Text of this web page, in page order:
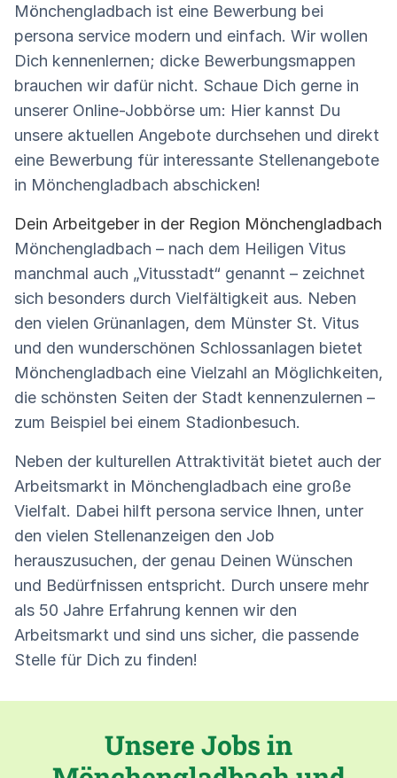
Mönchengladbach ist eine Bewerbung bei
persona service modern und einfach. Wir wollen
Dich kennenlernen; dicke Bewerbungsmappen
brauchen wir dafür nicht. Schaue Dich gerne in
unserer Online-Jobbörse um: Hier kannst Du
unsere aktuellen Angebote durchsehen und direkt
eine Bewerbung für interessante Stellenangebote
in Mönchengladbach abschicken!
Dein Arbeitgeber in der Region Mönchengladbach
Mönchengladbach – nach dem Heiligen Vitus
manchmal auch „Vitusstadt“ genannt – zeichnet
sich besonders durch Vielfältigkeit aus. Neben
den vielen Grünanlagen, dem Münster St. Vitus
und den wunderschönen Schlossanlagen bietet
Mönchengladbach eine Vielzahl an Möglichkeiten,
die schönsten Seiten der Stadt kennenzulernen –
zum Beispiel bei einem Stadionbesuch.
Neben der kulturellen Attraktivität bietet auch der
Arbeitsmarkt in Mönchengladbach eine große
Vielfalt. Dabei hilft persona service Ihnen, unter
den vielen Stellenanzeigen den Job
herauszusuchen, der genau Deinen Wünschen
und Bedürfnissen entspricht. Durch unsere mehr
als 50 Jahre Erfahrung kennen wir den
Arbeitsmarkt und sind uns sicher, die passende
Stelle für Dich zu finden!
Unsere Jobs in